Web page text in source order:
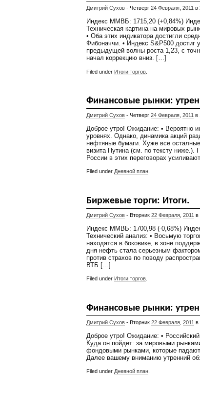
Дмитрий Сухов - Четверг 24 Февраля 2011 в
Индекс ММВБ: 1715,20 (+0,84%)
Техническая картина на мировых
• Оба этих индикатора достигли
Фибоначчи. • Индекс S&P500 достиг
предыдущей волны роста 1,23, с
начал коррекцию вниз. […]
Filed under Итоги торгов
Финансовые рынки:
Дмитрий Сухов - Четверг 24 Февраля 2011 в
Доброе утро! Ожидание: • Вероятно
уровнях. Однако, динамика акций
нефтяные бумаги. Хуже все
визита Путина (см. по тексту
России в этих переговорах
Filed under Дневной план.
Биржевые торги: Итоги.
Дмитрий Сухов - Вторник 22 Февраля 2011 в
Индекс ММВБ: 1700,98 (-0,68%)
Технический анализ: • Восьмую
находятся в боковике, в зоне
дня нефть стала серьезным
против страхов по поводу
ВТБ […]
Filed under Итоги торгов.
Финансовые рынки:
Дмитрий Сухов - Вторник 22 Февраля 2011 в
Доброе утро! Ожидание: •
Куда он пойдет: за мировыми
фондовыми рынками, которые
Далее вашему вниманию утренний
Filed under Дневной план.